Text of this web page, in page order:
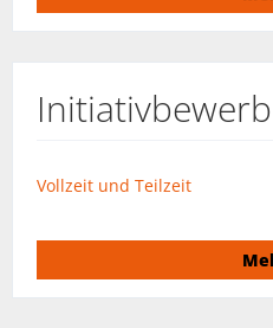
Vollzeit und Teilzeit